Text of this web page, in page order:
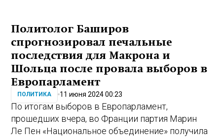
Политолог Баширов
спрогнозировал печальные
последствия для Макрона и
Шольца после провала выборов в
Европарламент
ПОЛИТИКА 11 июня 2024 00:23
По итогам выборов в Европарламент,
прошедших вчера, во Франции партия Марин
Ле Пен «Национальное объединение» получила